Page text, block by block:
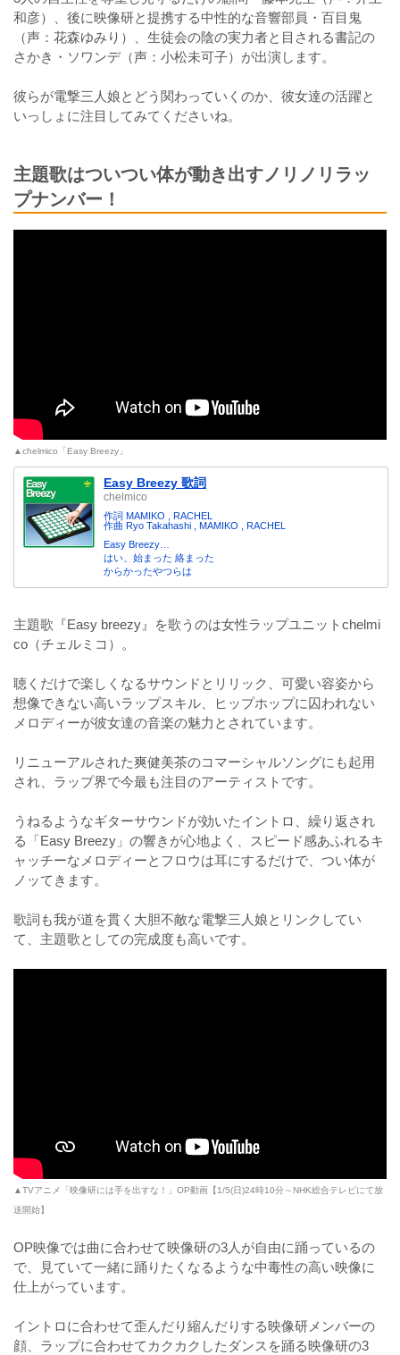
和彦）、後に映像研と提携する中性的な音響部員・百目鬼
（声：花森ゆみり）、生徒会の陰の実力者と目される書記の
さかき・ソワンデ（声：小松未可子）が出演します。
彼らが電撃三人娘とどう関わっていくのか、彼女達の活躍と
いっしょに注目してみてくださいね。
主題歌はついつい体が動き出すノリノリラッ
プナンバー！
▲chelmico「Easy Breezy」
Easy Breezy 歌詞
chelmico
作詞 MAMIKO , RACHEL
作曲 Ryo Takahashi , MAMIKO , RACHEL
Easy Breezy…
はい、始まった 絡まった
からかったやつらは
主題歌『Easy breezy』を歌うのは女性ラップユニットchelmi
co（チェルミコ）。
聴くだけで楽しくなるサウンドとリリック、可愛い容姿から
想像できない高いラップスキル、ヒップホップに囚われない
メロディーが彼女達の音楽の魅力とされています。
リニューアルされた爽健美茶のコマーシャルソングにも起用
され、ラップ界で今最も注目のアーティストです。
うねるようなギターサウンドが効いたイントロ、繰り返され
る「Easy Breezy」の響きが心地よく、スピード感あふれるキ
ャッチーなメロディーとフロウは耳にするだけで、つい体が
ノッてきます。
歌詞も我が道を貫く大胆不敵な電撃三人娘とリンクしてい
て、主題歌としての完成度も高いです。
▲TVアニメ「映像研には手を出すな！」OP動画【1/5(日)24時10分～NHK総合テレビにて放
送開始】
OP映像では曲に合わせて映像研の3人が自由に踊っているの
で、見ていて一緒に踊りたくなるような中毒性の高い映像に
仕上がっています。
イントロに合わせて歪んだり縮んだりする映像研メンバーの
顔、ラップに合わせてカクカクしたダンスを踊る映像研の3